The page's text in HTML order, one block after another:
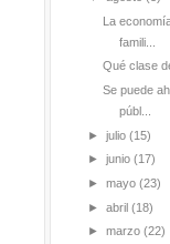
La
famili...
Qué clase
Se puede
públ...
► julio (15)
► junio (17)
► mayo (23)
► abril (18)
► marzo (22)